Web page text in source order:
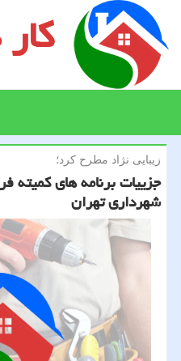
زیبایی نژاد مطرح كرد؛
جزییات برنامه های کمیته
شهرداری تهران